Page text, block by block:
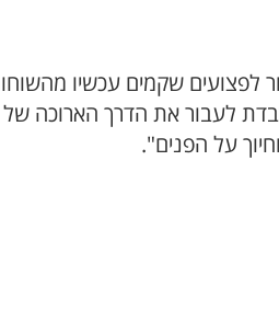
לפצועים שקמים עכשיו
לעבור את הדרך הארוכה
על הפנים".